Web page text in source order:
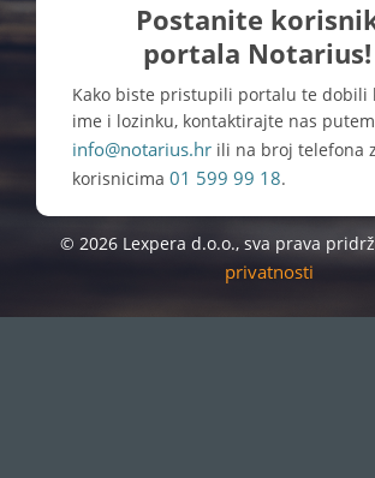
Postanite
portala Notarius!
Kako biste pristupili portalu te dobili
ime i lozinku, kontaktirajte nas
info@notarius.hr ili na broj telefona
korisnicima 01 599 99 18.
© 2026 Lexpera d.o.o., sva prava
privatnosti